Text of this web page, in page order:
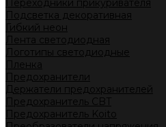
Переходники прикуривателя
Подсветка декоративная
Гибкий неон
Лента светодиодная
Логотипы светодиодные
Пленка
Предохранители
Держатели предохранителей
Предохранитель CBT
Предохранитель Koito